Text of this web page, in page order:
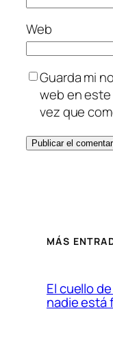
Web
Guarda mi
web en este
vez que
MÁS
El cuello
nadie está